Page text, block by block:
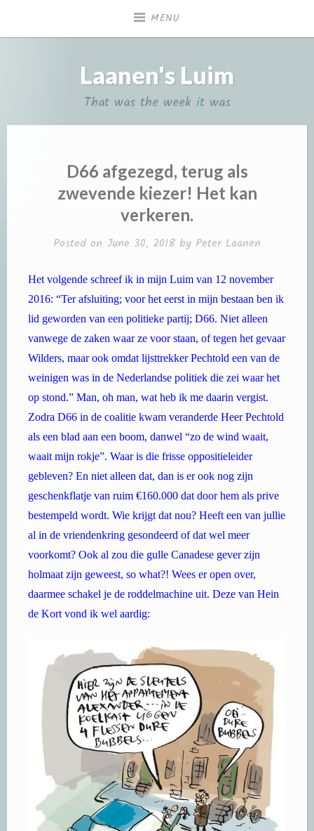
MENU
Laanen's Luim
That was the week it was
D66 afgezegd, terug als
zwevende kiezer! Het kan
verkeren.
Posted on June 30, 2018 by Peter Laanen
Het volgende schreef ik in mijn Luim van 12 november
2016: “Ter afsluiting; voor het eerst in mijn bestaan ben ik
lid geworden van een politieke partij; D66. Niet alleen
vanwege de zaken waar ze voor staan, of tegen het gevaar
Wilders, maar ook omdat lijsttrekker Pechtold een van de
weinigen was in de Nederlandse politiek die zei waar het
op stond.” Man, oh man, wat heb ik me daarin vergist.
Zodra D66 in de coalitie kwam veranderde Heer Pechtold
als een blad aan een boom, danwel “zo de wind waait,
waait mijn rokje”. Waar is die frisse oppositieleider
gebleven? En niet alleen dat, dan is er ook nog zijn
geschenkflatje van ruim €160.000 dat door hem als prive
bestempeld wordt. Wie krijgt dat nou? Heeft een van jullie
al in de vriendenkring gesondeerd of dat wel meer
voorkomt? Ook al zou die gulle Canadese gever zijn
holmaat zijn geweest, so what?! Wees er open over,
daarmee schakel je de roddelmachine uit. Deze van Hein
de Kort vond ik wel aardig: